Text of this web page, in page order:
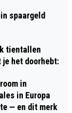
spaargeld
tientallen
je het doorhebt:
in
in Europa
— en dit merk